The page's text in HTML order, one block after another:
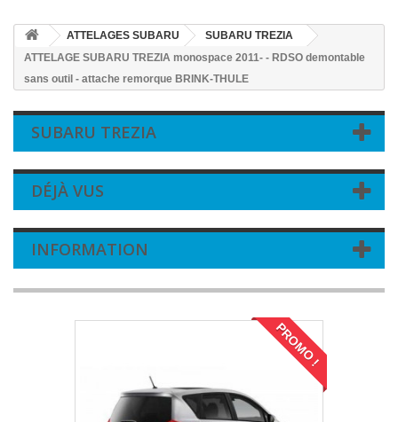
ATTELAGES SUBARU
SUBARU TREZIA
ATTELAGE SUBARU TREZIA monospace 2011- - RDSO demontable
sans outil - attache remorque BRINK-THULE
SUBARU TREZIA
DÉJÀ VUS
INFORMATION
PROMO !